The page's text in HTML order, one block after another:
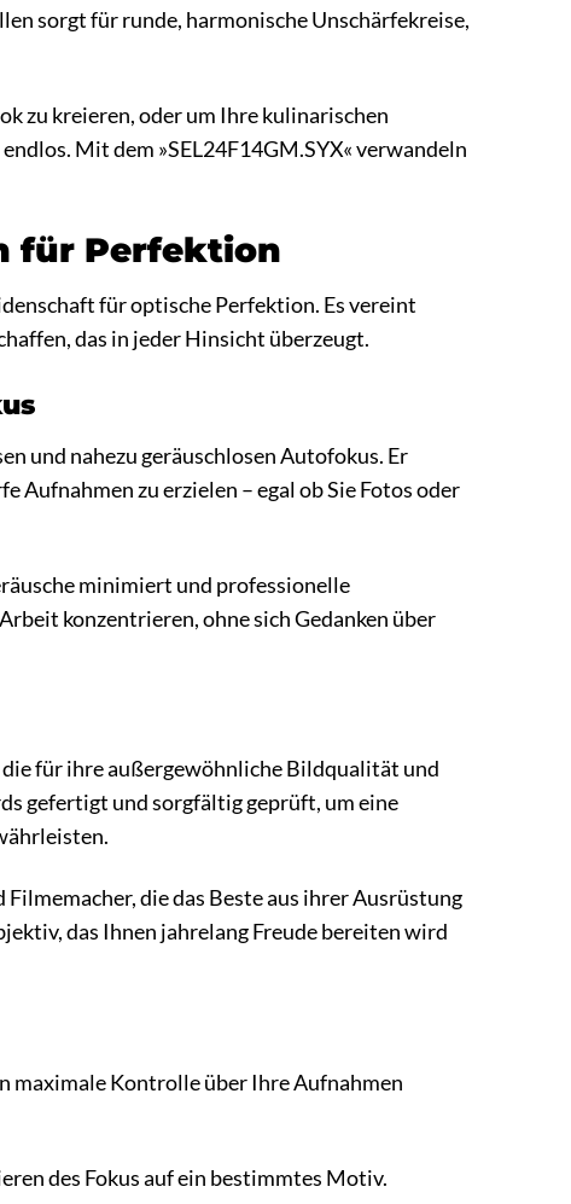
sorgt für runde, harmonische Unschärfekreise,
zu kreieren, oder um Ihre kulinarischen
Mit dem »SEL24F14GM.SYX« verwandeln
für Perfektion
für optische Perfektion. Es vereint
das in jeder Hinsicht überzeugt.
und nahezu geräuschlosen Autofokus. Er
Aufnahmen zu erzielen – egal ob Sie Fotos oder
minimiert und professionelle
konzentrieren, ohne sich Gedanken über
die für ihre außergewöhnliche Bildqualität und
gefertigt und sorgfältig geprüft, um eine
die das Beste aus ihrer Ausrüstung
das Ihnen jahrelang Freude bereiten wird
maximale Kontrolle über Ihre Aufnahmen
des Fokus auf ein bestimmtes Motiv.